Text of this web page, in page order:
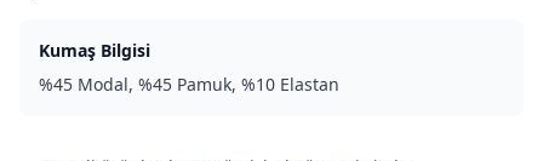
Kumaş Bilgisi
%45 Modal, %45 Pamuk, %10 Elastan